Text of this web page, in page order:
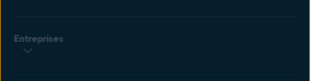
Entreprises